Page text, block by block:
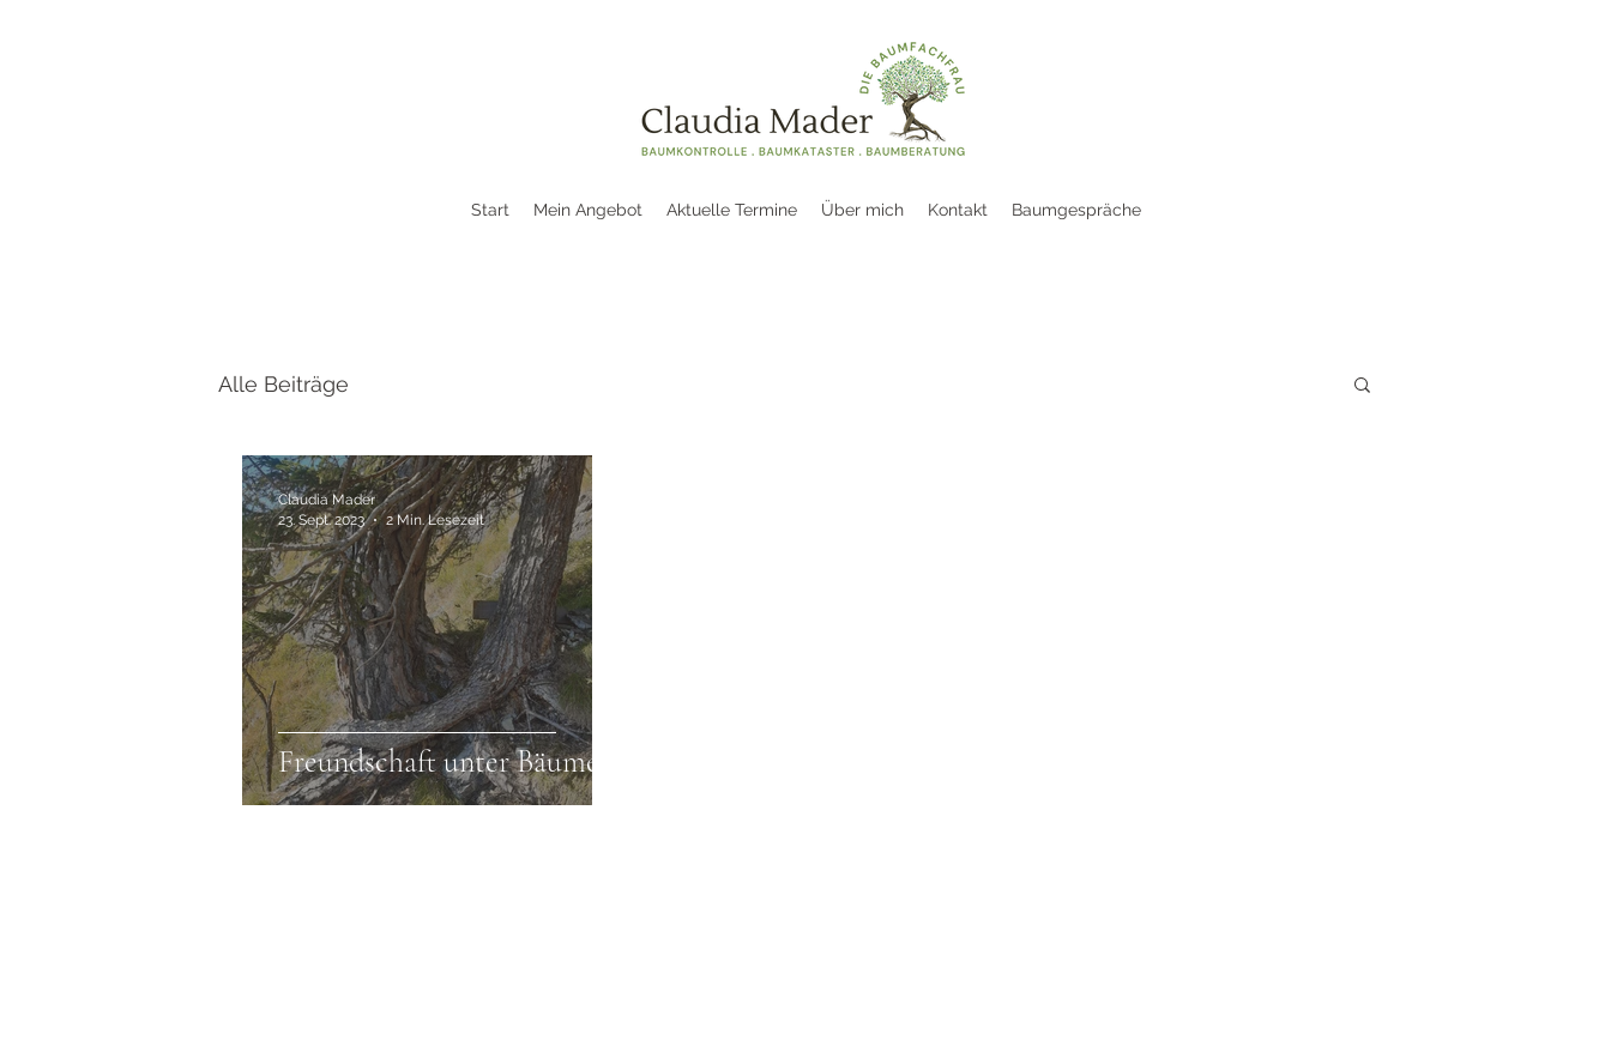
Start Mein Angebot Aktuelle Termine Über mich Kontakt Baumgespräche
Alle Beiträge
Freundschaft unter Bäumen
Claudia Mader
23. Sept. 2023
2 Min. Lesezeit